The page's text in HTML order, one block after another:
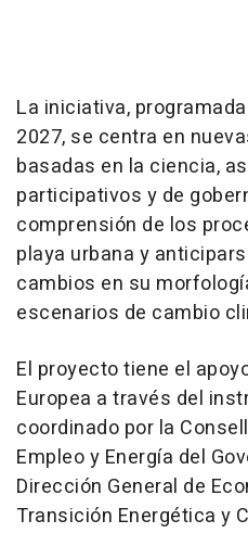
La iniciativa,
2027, se centra en
basadas en la ciencia,
participativos y de
comprensión de los
playa urbana y
cambios en su
escenarios de cambio
El proyecto tiene el
Europea a través del
coordinado por la
Empleo y Energía del
Dirección General de
Transición Energética y